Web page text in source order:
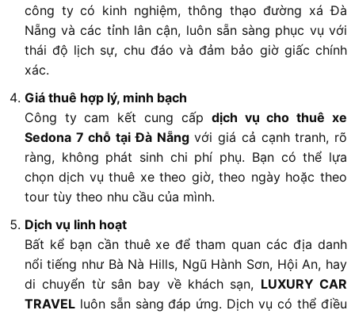
công ty có kinh nghiệm, thông thạo đường xá Đà
Nẵng và các tỉnh lân cận, luôn sẵn sàng phục vụ với
thái độ lịch sự, chu đáo và đảm bảo giờ giấc chính
xác.
Giá thuê hợp lý, minh bạch
Công ty cam kết cung cấp dịch vụ cho thuê xe
Sedona 7 chỗ tại Đà Nẵngvới giá cả cạnh tranh, rõ
ràng, không phát sinh chi phí phụ. Bạn có thể lựa
chọn dịch vụ thuê xe theo giờ, theo ngày hoặc theo
tour tùy theo nhu cầu của mình.
Dịch vụ linh hoạt
Bất kể bạn cần thuê xe để tham quan các địa danh
nổi tiếng như Bà Nà Hills, Ngũ Hành Sơn, Hội An, hay
di chuyển từ sân bay về khách sạn, LUXURY CAR
TRAVELluôn sẵn sàng đáp ứng. Dịch vụ có thể điều